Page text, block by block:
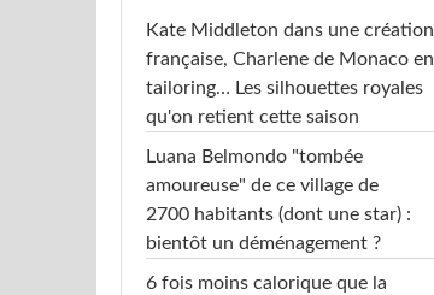
Kate Middleton dans une création
française, Charlene de Monaco en
tailoring… Les silhouettes royales
qu'on retient cette saison
Luana Belmondo "tombée
amoureuse" de ce village de
2700 habitants (dont une star) :
bientôt un déménagement ?
6 fois moins calorique que la